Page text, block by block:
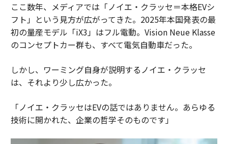
ここ数年、メディアでは「ノイエ・クラッセ＝本格EVシ
フト」という見方が広がってきた。2025年本国発表の最
初の量産モデル「iX3」はフル電動。Vision Neue Klasse
のコンセプトカー群も、すべて電気自動車だった。
しかし、ワーミング自身が説明するノイエ・クラッセ
は、それより少し広かった。
「ノイエ・クラッセはEVの話ではありません。あらゆる
技術に開かれた、企業の哲学そのものです」